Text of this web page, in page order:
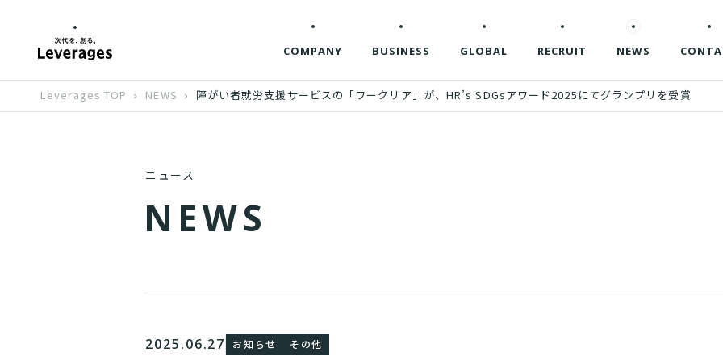
COMPANY BUSINESS GLOBAL RECRUIT NEWS
Leverages TOP NEWS 障がい者就労支援サービスの「ワークリア」が、HR’s SDGsアワード2025にてグランプリを受賞
ニュース
N EWS
2025.06.27 お知らせ その他